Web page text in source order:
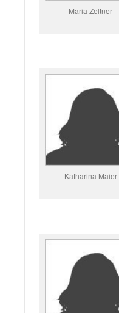
Maria Zeltner
Katharina Maier